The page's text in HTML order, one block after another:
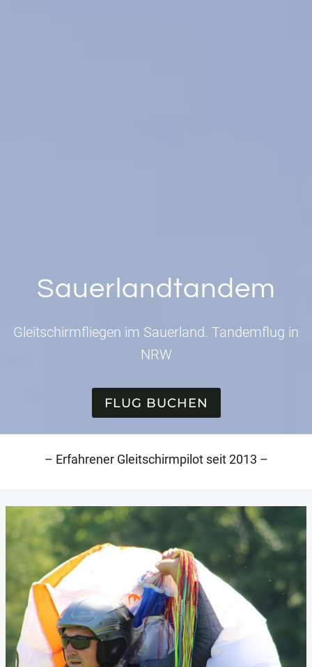
Sauerlandtandem
Gleitschirmfliegen im Sauerland. Tandemflug in
NRW
FLUG BUCHEN
– Erfahrener Gleitschirmpilot seit 2013 –